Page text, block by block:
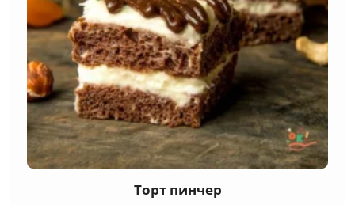
Торт пинчер